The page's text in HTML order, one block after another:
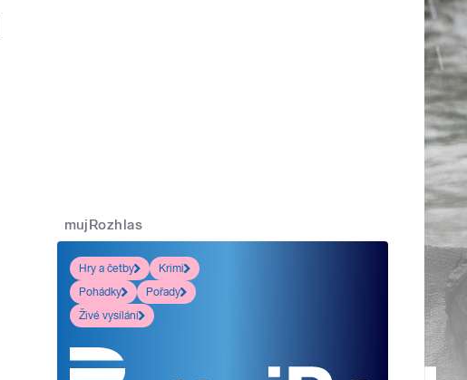
mujRozhlas
Hry a četby
Krimi
Pohádky
Pořady
Živé vysílání